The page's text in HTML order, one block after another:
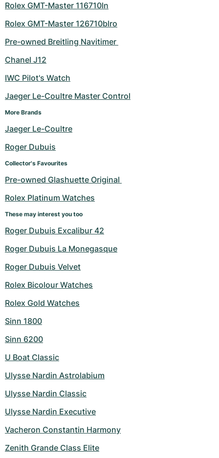
Rolex GMT-Master 116710ln
Rolex GMT-Master 126710blro
Pre-owned Breitling Navitimer
Chanel J12
IWC Pilot's Watch
Jaeger Le-Coultre Master Control
More Brands
Jaeger Le-Coultre
Roger Dubuis
Collector's Favourites
Pre-owned Glashuette Original
Rolex Platinum Watches
These may interest you too
Roger Dubuis Excalibur 42
Roger Dubuis La Monegasque
Roger Dubuis Velvet
Rolex Bicolour Watches
Rolex Gold Watches
Sinn 1800
Sinn 6200
U Boat Classic
Ulysse Nardin Astrolabium
Ulysse Nardin Classic
Ulysse Nardin Executive
Vacheron Constantin Harmony
Zenith Grande Class Elite